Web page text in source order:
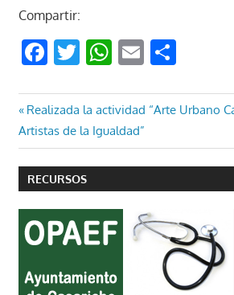
Compartir:
Facebook
Twitter
WhatsApp
Email
Navegación
de
entradas
Entrada
anterior:
Realizada la actividad “Arte Urbano
Artistas de la Igualdad”
RECURSOS